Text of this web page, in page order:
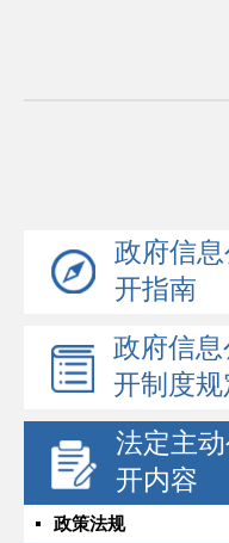
政府信息
开指南
政府信息
开制度规
法定主
开内容
政策法规